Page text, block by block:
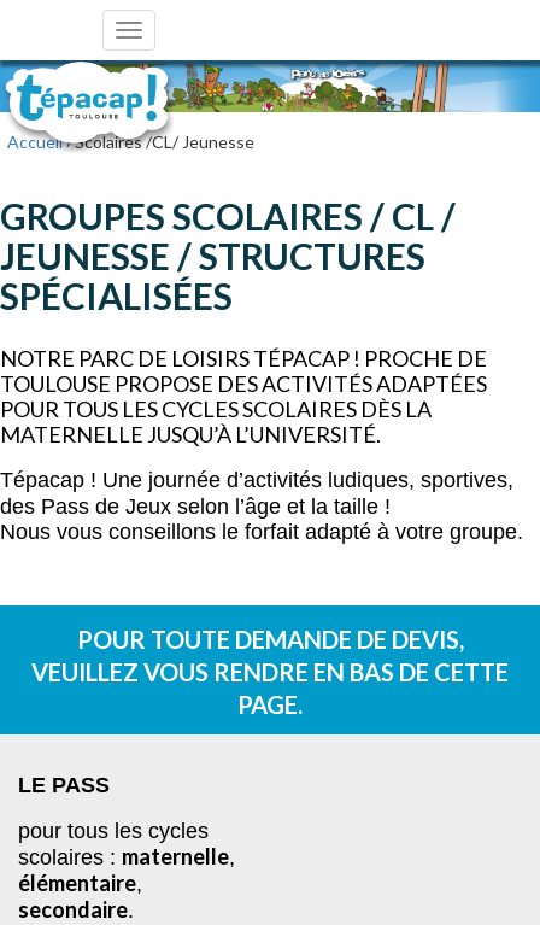
Toggle
navigation
Accueil› Scolaires /CL/ Jeunesse
GROUPES SCOLAIRES / CL /
JEUNESSE / STRUCTURES
SPÉCIALISÉES
NOTRE PARC DE LOISIRS TÉPACAP ! PROCHE DE
TOULOUSE PROPOSE DES ACTIVITÉS ADAPTÉES
POUR TOUS LES CYCLES SCOLAIRES DÈS LA
MATERNELLE JUSQU’À L’UNIVERSITÉ.
Tépacap ! Une journée d’activités ludiques, sportives,
des Pass de Jeux selon l’âge et la taille !
Nous vous conseillons le forfait adapté à votre groupe.
POUR TOUTE DEMANDE DE DEVIS,
VEUILLEZ VOUS RENDRE EN BAS DE CETTE
PAGE.
LE PASS
pour tous les cycles
scolaires : maternelle
élémentaire
secondaire.